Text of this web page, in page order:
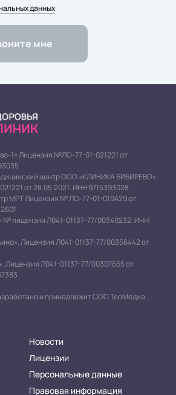
данных
1» Лицензия №ЛО-77-01-021221 от
центр ООО «КЛИНИКА БИБИРЕВО»
от 28.05.2021. ИНН 9715393028
МРТ Лицензия № ЛО-77-01-019429 от
лицензии Л041-01137-77/00349232. ИНН:
Лицензия Л041-01137-77/00356442 от
Л041-01137-77/00307665 от
и принадлежит ООО ТеоМедиа
Новости
Лицензии
Персональные данные
Правовая информация